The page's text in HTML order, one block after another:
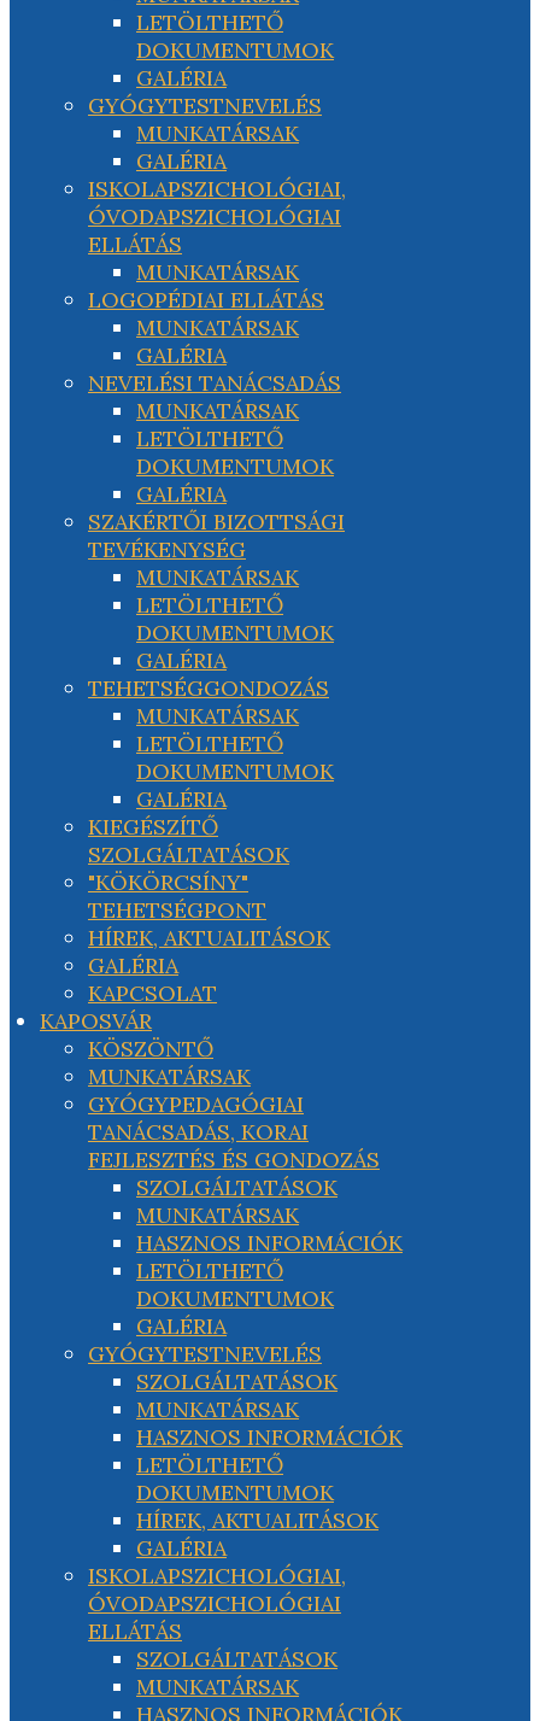
LETÖLTHETŐ
DOKUMENTUMOK
GALÉRIA
GYÓGYTESTNEVELÉS
MUNKATÁRSAK
GALÉRIA
ISKOLAPSZICHOLÓGIAI,
ÓVODAPSZICHOLÓGIAI
ELLÁTÁS
MUNKATÁRSAK
LOGOPÉDIAI ELLÁTÁS
MUNKATÁRSAK
GALÉRIA
NEVELÉSI TANÁCSADÁS
MUNKATÁRSAK
LETÖLTHETŐ
DOKUMENTUMOK
GALÉRIA
SZAKÉRTŐI BIZOTTSÁGI
TEVÉKENYSÉG
MUNKATÁRSAK
LETÖLTHETŐ
DOKUMENTUMOK
GALÉRIA
TEHETSÉGGONDOZÁS
MUNKATÁRSAK
LETÖLTHETŐ
DOKUMENTUMOK
GALÉRIA
KIEGÉSZÍTŐ
SZOLGÁLTATÁSOK
"KÖKÖRCSÍNY"
TEHETSÉGPONT
HÍREK, AKTUALITÁSOK
GALÉRIA
KAPCSOLAT
KAPOSVÁR
KÖSZÖNTŐ
MUNKATÁRSAK
GYÓGYPEDAGÓGIAI
TANÁCSADÁS, KORAI
FEJLESZTÉS ÉS GONDOZÁS
SZOLGÁLTATÁSOK
MUNKATÁRSAK
HASZNOS INFORMÁCIÓK
LETÖLTHETŐ
DOKUMENTUMOK
GALÉRIA
GYÓGYTESTNEVELÉS
SZOLGÁLTATÁSOK
MUNKATÁRSAK
HASZNOS INFORMÁCIÓK
LETÖLTHETŐ
DOKUMENTUMOK
HÍREK, AKTUALITÁSOK
GALÉRIA
ISKOLAPSZICHOLÓGIAI,
ÓVODAPSZICHOLÓGIAI
ELLÁTÁS
SZOLGÁLTATÁSOK
MUNKATÁRSAK
HASZNOS INFORMÁCIÓK